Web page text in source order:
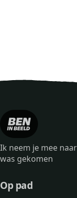
Ik neem je mee
was gekomen
Op pad